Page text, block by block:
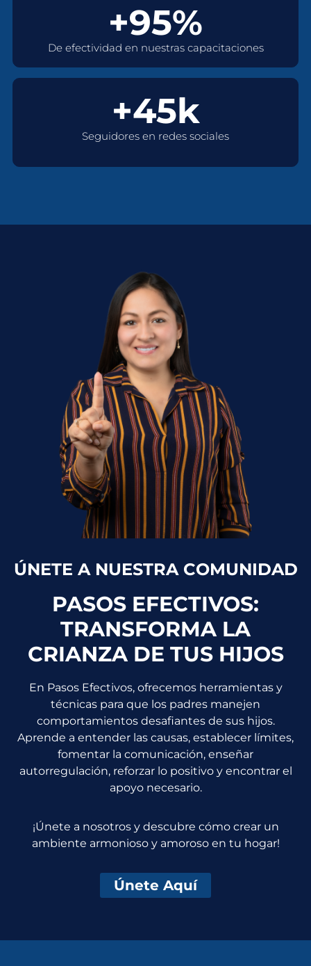
+95%
De efectividad en nuestras capacitaciones
+45k
Seguidores en redes sociales
ÚNETE A NUESTRA COMUNIDAD
PASOS EFECTIVOS:
TRANSFORMA LA
CRIANZA DE TUS HIJOS
En Pasos Efectivos, ofrecemos herramientas y
técnicas para que los padres manejen
comportamientos desafiantes de sus hijos.
Aprende a entender las causas, establecer límites,
fomentar la comunicación, enseñar
autorregulación, reforzar lo positivo y encontrar el
apoyo necesario.
¡Únete a nosotros y descubre cómo crear un
ambiente armonioso y amoroso en tu hogar!
Únete Aquí